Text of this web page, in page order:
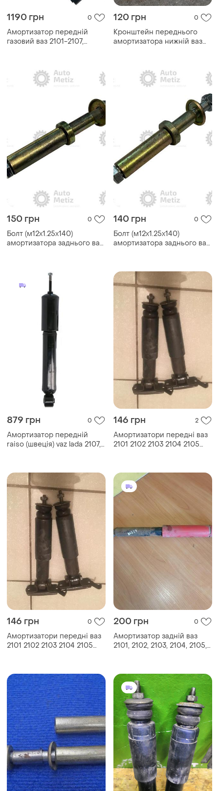
1190 грн 0
Амортизатор передній
газовий ваз 2101-2107,
120 грн 0
Кронштейн переднього
амортизатора нижній ваз
150 грн 0
Болт (м12х1.25х140)
амортизатора заднього ваз
140 грн 0
Болт (м12х1.25х140)
амортизатора заднього ваз
879 грн 0
Амортизатор передній
raiso (швеція) vaz lada 2107,
146 грн 2
Амортизатори передні ваз
2101 2102 2103 2104 2105
146 грн 0
Амортизатори передні ваз
2101 2102 2103 2104 2105
200 грн 0
Амортизатор задній ваз
2101, 2102, 2103, 2104, 2105,